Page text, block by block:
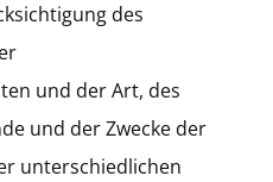
des
und der Art, des
und der Zwecke der
unterschiedlichen